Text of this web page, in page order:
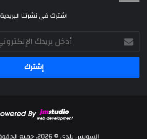
اشترك في نشرتنا البريدية
أدخل
بريدك
الإلكتروني
السويس بلدي © 2026، جميع الحقوق محفوظة